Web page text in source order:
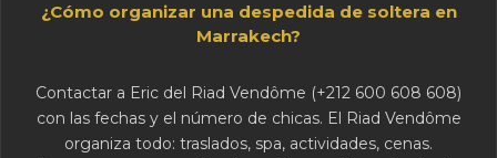
¿Cómo organizar una despedida de soltera en
Marrakech?
Contactar a Eric del Riad Vendôme (+212 600 608 608)
con las fechas y el número de chicas. El Riad Vendôme
organiza todo: traslados, spa, actividades, cenas.